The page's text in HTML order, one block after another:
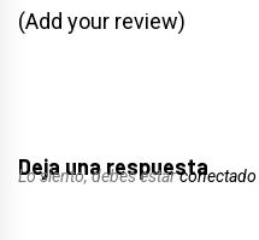
(Add your review)
Deja una respuesta
Lo siento, debes estarconectado